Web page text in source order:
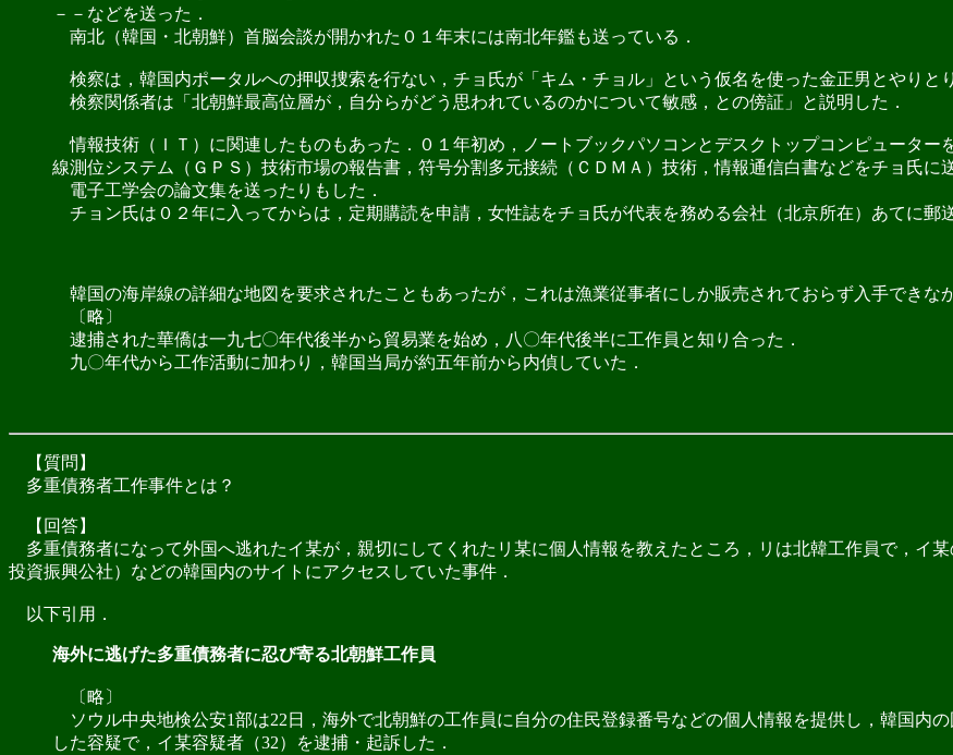
－－などを送った．
南北（韓国・北朝鮮）首脳会談が開かれた０１年末には南北年鑑も送っている．
検察は，韓国内ポータルへの押収捜索を行ない，チョ氏が「キム・チョル」という仮名を使った金正男とやりと
検察関係者は「北朝鮮最高位層が，自分らがどう思われているのかについて敏感，との傍証」と説明した．
情報技術（ＩＴ）に関連したものもあった．０１年初め，ノートブックパソコンとデスクトップコンピューター
線測位システム（ＧＰＳ）技術市場の報告書，符号分割多元接続（ＣＤＭＡ）技術，情報通信白書などをチョ氏に
電子工学会の論文集を送ったりもした．
チョン氏は０２年に入ってからは，定期購読を申請，女性誌をチョ氏が代表を務める会社（北京所在）あてに郵
韓国の海岸線の詳細な地図を要求されたこともあったが，これは漁業従事者にしか販売されておらず入手できな
〔略〕
逮捕された華僑は一九七〇年代後半から貿易業を始め，八〇年代後半に工作員と知り合った．
九〇年代から工作活動に加わり，韓国当局が約五年前から内偵していた．
【質問】
多重債務者工作事件とは？
【回答】
多重債務者になって外国へ逃れたイ某が，親切にしてくれたリ某に個人情報を教えたところ，リは北韓工作員で，イ
投資振興公社）などの韓国内のサイトにアクセスしていた事件．
以下引用．
海外に逃げた多重債務者に忍び寄る北朝鮮工作員
〔略〕
ソウル中央地検公安1部は22日，海外で北朝鮮の工作員に自分の住民登録番号などの個人情報を提供し，韓国内
した容疑で，イ某容疑者（32）を逮捕・起訴した．